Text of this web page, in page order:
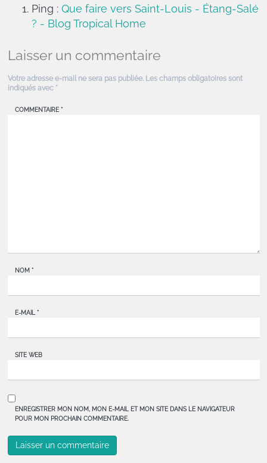
Ping : Que faire vers Saint-Louis - Étang-Salé
? - Blog Tropical Home
Laisser un commentaire
Votre adresse e-mail ne sera pas publiée. Les champs obligatoires sont
indiqués avec *
COMMENTAIRE *
NOM *
E-MAIL *
SITE WEB
ENREGISTRER MON NOM, MON E-MAIL ET MON SITE DANS LE NAVIGATEUR
POUR MON PROCHAIN COMMENTAIRE.